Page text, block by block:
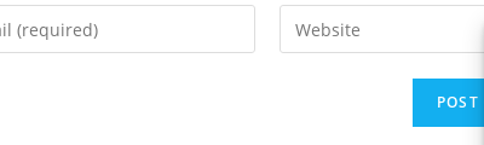
Enter
your